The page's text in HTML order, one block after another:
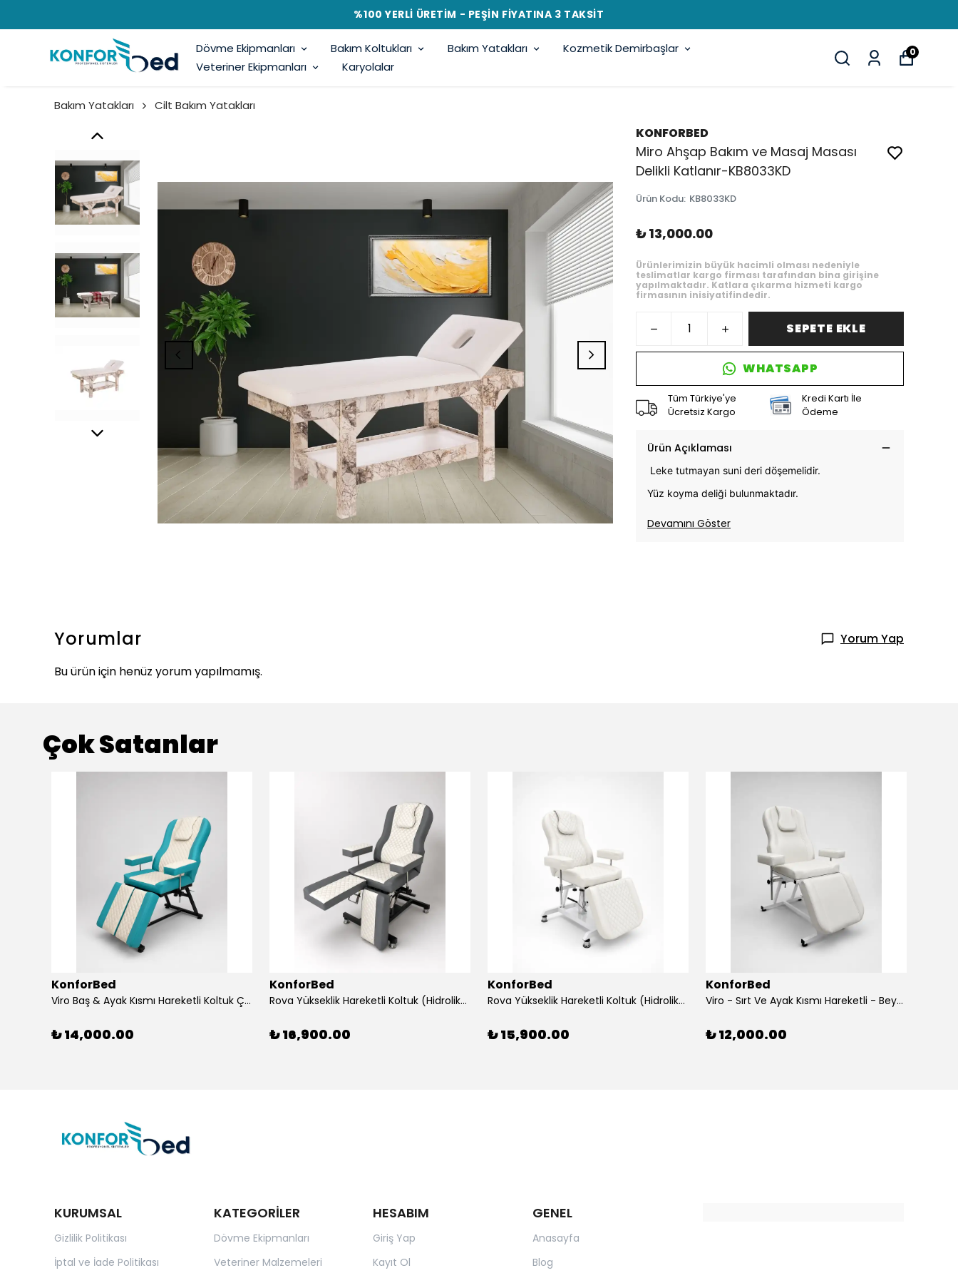
%100 YERLİ ÜRETİM - PEŞİN FİYATINA 3 TAKSİT
Dövme Ekipmanları Bakım Koltukları Bakım Yatakları
Kozmetik Demirbaşlar
Veteriner Ekipmanları
Karyolalar
0
Bakım Yatakları Cilt Bakım Yatakları
KONFORBED
Miro Ahşap Bakım ve Masaj Masası
Delikli Katlanır-KB8033KD
Ürün Kodu: KB8033KD
₺ 13,000.00
Ürünlerimizin büyük hacimli olması nedeniyle
teslimatlar kargo firması tarafından bina girişine
yapılmaktadır. Katlara çıkarma hizmeti kargo
firmasının inisiyatifindedir.
SEPETE EKLE
WHATSAPP
Tüm Türkiye'ye
Ücretsiz Kargo
Kredi Kartı İle
Ödeme
Ürün Açıklaması
Leke tutmayan suni deri döşemelidir.
Yüz koyma deliği bulunmaktadır.
Devamını Göster
Yorumlar
Yorum Yap
Bu ürün için henüz yorum yapılmamış.
Çok Satanlar
KonforBed
Viro Baş & Ayak Kısmı Hareketli Koltuk Çift Bacaklı
₺ 14,000.00
KonforBed
Rova Yükseklik Hareketli Koltuk (Hidrolik) Beyaz-Gri
₺ 16,900.00
KonforBed
Rova Yükseklik Hareketli Koltuk (Hidrolik) Beyaz
₺ 15,900.00
KonforBed
Viro - Sırt Ve Ayak Kısmı Hareketli - Beyaz
₺ 12,000.00
KURUMSAL
Gizlilik Politikası
İptal ve İade Politikası
KATEGORİLER
Dövme Ekipmanları
Veteriner Malzemeleri
HESABIM
Giriş Yap
Kayıt Ol
GENEL
Anasayfa
Blog